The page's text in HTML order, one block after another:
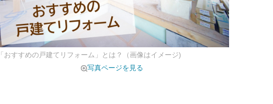
「おすすめの戸建てリフォーム」とは？（画像はイメージ)
写真ページを見る